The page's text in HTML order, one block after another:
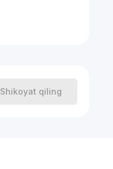
Shikoyat qiling